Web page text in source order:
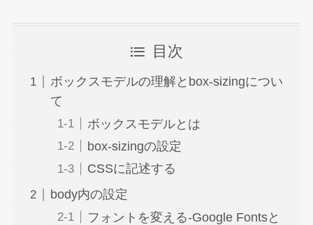
目次
ボックスモデルの理解とbox-sizingについ
て
ボックスモデルとは
box-sizingの設定
CSSに記述する
body内の設定
フォントを変える-Google Fontsと